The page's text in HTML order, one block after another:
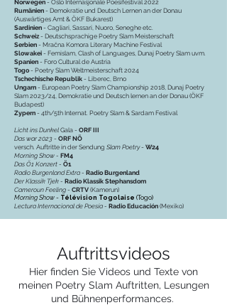
Norwegen - Oslo Internasjonale Poesifestival 2022
Rumänien - Demokratie und Deutsch Lernen an der Donau
(Auswärtiges Amt & ÖKF Bukarest)
Sardinien - Cagliari, Sassari, Nuoro, Seneghe etc.
Schweiz- Deutschsprachige Poetry Slam Meisterschaft
Serbien - Mračna Komora Literary Machine Festival
Slowakei - Femislam, Clash of Languages, Dunaj Poetry Slam uvm.
Spanien - Foro Cultural de Austria
Togo- Poetry Slam Weltmeisterschaft 2024
Tschechische Republik - Liberec, Brno
Ungarn - European Poetry Slam Championship 2018, Dunaj Poetry
Slam 2023/24, Demokratie und Deutsch lernen an der Donau (ÖKF
Budapest)
Zypern - 4th/5th Internat. Poetry Slam & Sardam Festival
Licht ins Dunkel Gala - ORF III
Das war 2023 - ORF NÖ
versch. Auftritte in der Sendung Slam Poetry- W24
Morning Show - FM4
Das Ö1 Konzert - Ö1
Radio Burgenland Extra - Radio Burgenland
Der Klassik Tjek - Radio Klassik Stephansdom
Cameroun Feeling - CRTV (Kamerun)
Morning Show - Télévision Togolaise (Togo)
Lectura Internacional de Poesía - Radio Educación (Mexiko)
Auftrittsvideos
Hier finden Sie Videos und Texte von
meinen Poetry Slam Auftritten, Lesungen
und Bühnenperformances.